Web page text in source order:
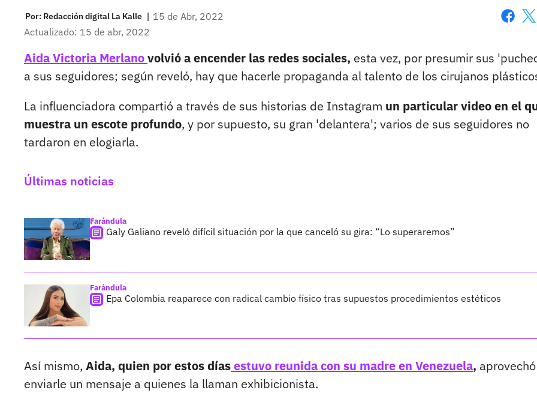
Por: Redacción digital La Kalle | 15 de Abr, 2022
Actualizado: 15 de abr, 2022
Aida Victoria Merlanovolvió a encender las redes sociales, esta vez, por presumir sus
a sus seguidores; según reveló, hay que hacerle propaganda al talento de los cirujanos
La influenciadora compartió a través de sus historias de Instagram un particular video en el
muestra un escote profundo, y por supuesto, su gran 'delantera'; varios de sus seguidores no
tardaron en elogiarla.
Últimas noticias
Farándula
Galy Galiano reveló difícil situación por la que canceló su gira: “Lo superaremos”
Farándula
Epa Colombia reaparece con radical cambio físico tras supuestos procedimientos estéticos
Así mismo, Aida, quien por estos díasestuvo reunida con su madre en Venezuela,
enviarle un mensaje a quienes la llaman exhibicionista.